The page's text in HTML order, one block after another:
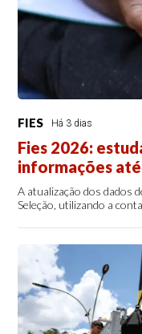
FIES Há 3 dias
Fies 2026:
informações
A atualização dos dados
Seleção, utilizando a